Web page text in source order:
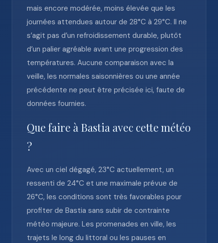
mais encore modérée, moins élevée que les
journées attendues autour de 28°C à 29°C. Il ne
s’agit pas d’un refroidissement durable, plutôt
d’un palier agréable avant une progression des
températures. Aucune comparaison avec la
veille, les normales saisonnières ou une année
précédente ne peut être précisée ici, faute de
données fournies.
Que faire à Bastia avec cette météo
?
Avec un ciel dégagé, 23°C actuellement, un
ressenti de 24°C et une maximale prévue de
26°C, les conditions sont très favorables pour
profiter de Bastia sans subir de contrainte
météo majeure. Les promenades en ville, les
trajets le long du littoral ou les pauses en